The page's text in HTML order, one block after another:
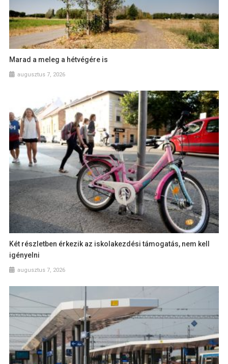
Marad a meleg a hétvégére is
augusztus 7, 2026
Két részletben érkezik az iskolakezdési támogatás, nem kell
igényelni
augusztus 7, 2026